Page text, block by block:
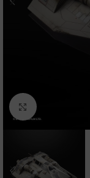
Clic para